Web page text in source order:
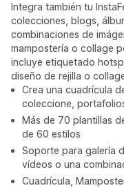
Integra también tu
colecciones, blogs,
combinaciones de
mampostería o collage
incluye etiquetado
diseño de rejilla o
Crea una cuadrícula
coleccione,
Más de 70 plantillas
de 60 estilos
Soporte para galería
vídeos o una
Cuadrícula,